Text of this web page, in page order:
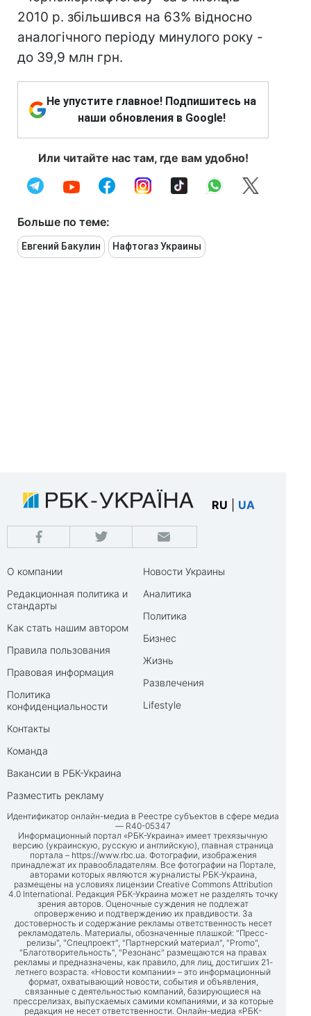
2010 р. збільшився на 63% відносно
аналогічного періоду минулого року -
до 39,9 млн грн.
Не упустите главное! Подпишитесь на
наши обновления в Google!
Или читайте нас там, где вам удобно!
Больше по теме:
Евгений Бакулин Нафтогаз Украины
RU UA
О компании
Редакционная политика и
стандарты
Как стать нашим автором
Правила пользования
Правовая информация
Политика
конфиденциальности
Контакты
Команда
Вакансии в РБК-Украина
Разместить рекламу
Новости Украины
Аналитика
Политика
Бизнес
Жизнь
Развлечения
Lifestyle
Идентификатор онлайн-медиа в Реестре субъектов в сфере медиа
— R40-05347
Информационный портал «РБК-Украина» имеет трехязычную
версию (украинскую, русскую и английскую), главная страница
портала – https://www.rbc.ua. Фотографии, изображения
принадлежат их правообладателям. Все фотографии на Портале,
авторами которых являются журналисты РБК-Украина,
размещены на условиях лицензии Creative Commons Attribution
4.0 International. Редакция РБК-Украина может не разделять точку
зрения авторов. Оценочные суждения не подлежат
опровержению и подтверждению их правдивости. За
достоверность и содержание рекламы ответственность несет
рекламодатель. Материалы, обозначенные плашкой: "Пресс-
релизы", "Спецпроект", "Партнерский материал", "Promo",
"Благотворительность", "Резонанс" размещаются на правах
рекламы и предназначены, как правило, для лиц, достигших 21-
летнего возраста. «Новости компании» – это информационный
формат, охватывающий новости, события и объявления,
связанные с деятельностью компаний, базирующиеся на
прессрелизах, выпускаемых самими компаниями, и за которые
редакция не несет ответственности. Онлайн-медиа «РБК-